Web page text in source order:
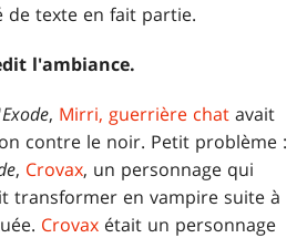
de texte en fait partie.
l'ambiance.
Exode, Mirri, guerrière chat avait
contre le noir. Petit problème :
, Crovax, un personnage qui
transformer en vampire suite à
Crovax était un personnage